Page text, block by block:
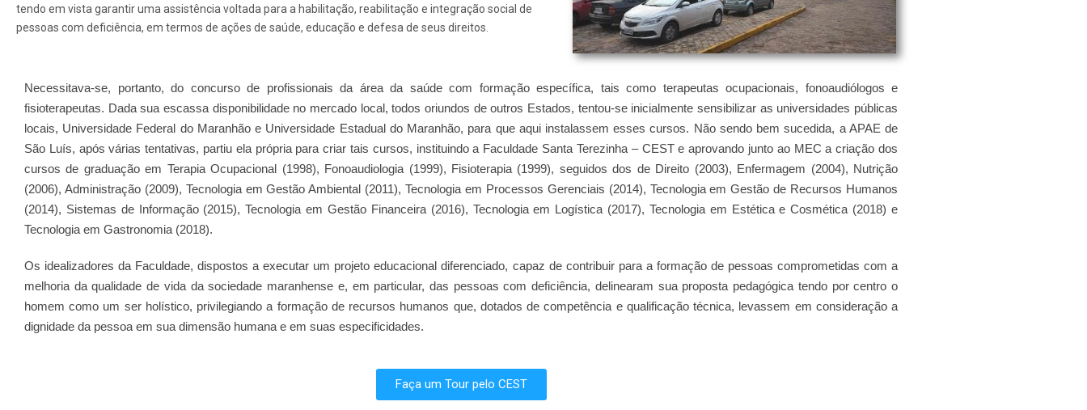
tendo em vista garantir uma assistência voltada para a habilitação, reabilitação e integração social de
pessoas com deficiência, em termos de ações de saúde, educação e defesa de seus direitos.
Necessitava-se, portanto, do concurso de profissionais da área da saúde com formação específica, tais como terapeutas ocupacionais, fonoaudiólogos e
fisioterapeutas. Dada sua escassa disponibilidade no mercado local, todos oriundos de outros Estados, tentou-se inicialmente sensibilizar as universidades públicas
locais, Universidade Federal do Maranhão e Universidade Estadual do Maranhão, para que aqui instalassem esses cursos. Não sendo bem sucedida, a APAE de
São Luís, após várias tentativas, partiu ela própria para criar tais cursos, instituindo a Faculdade Santa Terezinha – CEST e aprovando junto ao MEC a criação dos
cursos de graduação em Terapia Ocupacional (1998), Fonoaudiologia (1999), Fisioterapia (1999), seguidos dos de Direito (2003), Enfermagem (2004), Nutrição
(2006), Administração (2009), Tecnologia em Gestão Ambiental (2011), Tecnologia em Processos Gerenciais (2014), Tecnologia em Gestão de Recursos Humanos
(2014), Sistemas de Informação (2015), Tecnologia em Gestão Financeira (2016), Tecnologia em Logística (2017), Tecnologia em Estética e Cosmética (2018) e
Tecnologia em Gastronomia (2018).
Os idealizadores da Faculdade, dispostos a executar um projeto educacional diferenciado, capaz de contribuir para a formação de pessoas comprometidas com a
melhoria da qualidade de vida da sociedade maranhense e, em particular, das pessoas com deficiência, delinearam sua proposta pedagógica tendo por centro o
homem como um ser holístico, privilegiando a formação de recursos humanos que, dotados de competência e qualificação técnica, levassem em consideração a
dignidade da pessoa em sua dimensão humana e em suas especificidades.
Faça um Tour pelo CEST